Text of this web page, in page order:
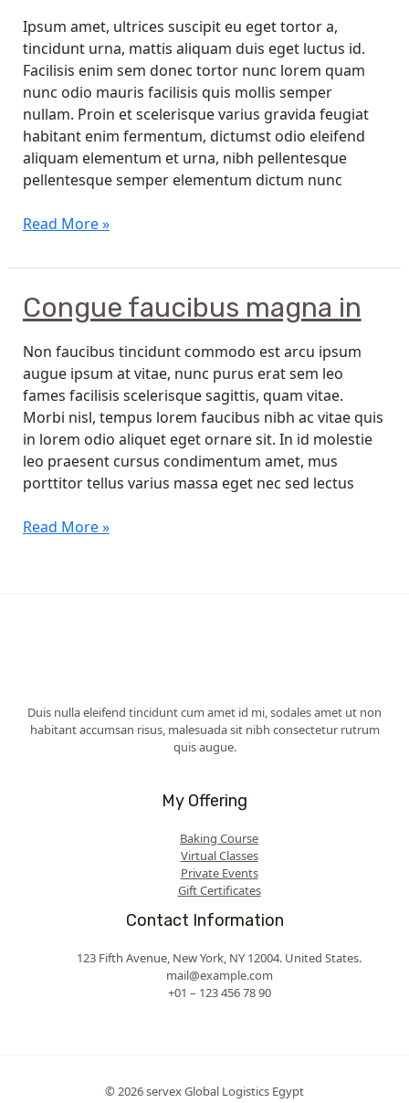
Ipsum amet, ultrices suscipit eu eget tortor a,
tincidunt urna, mattis aliquam duis eget luctus id.
Facilisis enim sem donec tortor nunc lorem quam
nunc odio mauris facilisis quis mollis semper
nullam. Proin et scelerisque varius gravida feugiat
habitant enim fermentum, dictumst odio eleifend
aliquam elementum et urna, nibh pellentesque
pellentesque semper elementum dictum nunc
nec
viverra
rutrum
Read More »
Congue faucibus magna in
Non faucibus tincidunt commodo est arcu ipsum
augue ipsum at vitae, nunc purus erat sem leo
fames facilisis scelerisque sagittis, quam vitae.
Morbi nisl, tempus lorem faucibus nibh ac vitae quis
in lorem odio aliquet eget ornare sit. In id molestie
leo praesent cursus condimentum amet, mus
porttitor tellus varius massa eget nec sed lectus
Congue
faucibus
magna
in
Read More »
Duis nulla eleifend tincidunt cum amet id mi, sodales amet ut non
habitant accumsan risus, malesuada sit nibh consectetur rutrum
quis augue.
My Offering
Baking Course
Virtual Classes
Private Events
Gift Certificates
Contact Information
123 Fifth Avenue, New York, NY 12004. United States.
mail@example.com
+01 – 123 456 78 90
© 2026 servex Global Logistics Egypt